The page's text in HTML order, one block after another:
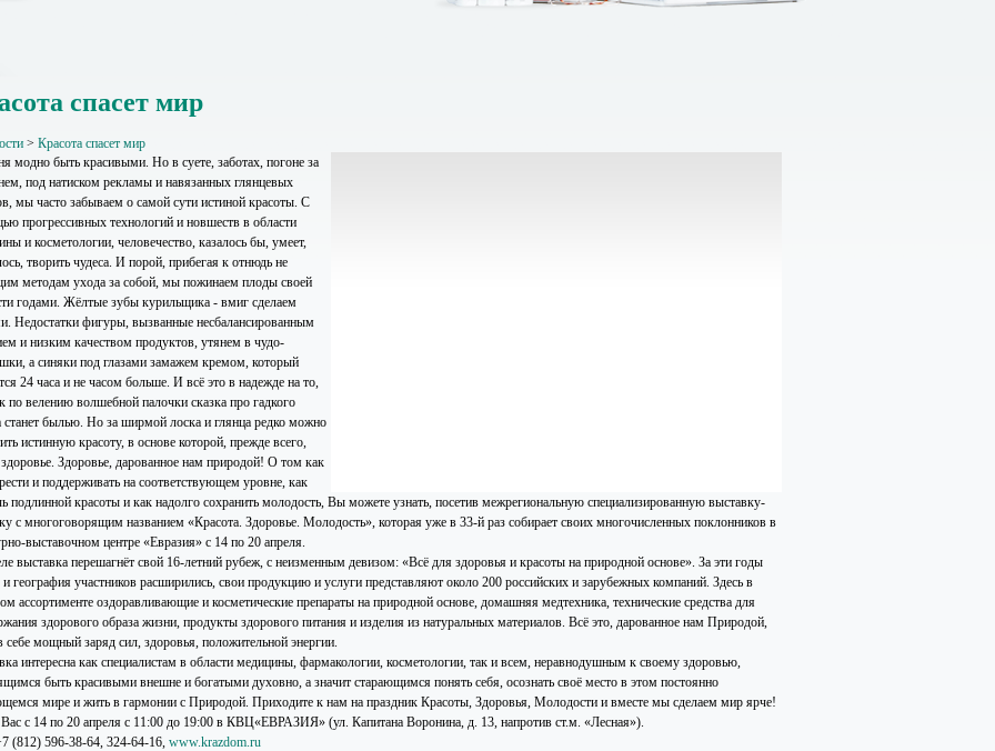
спасет мир
> Красота спасет мир
модно быть красивыми. Но в суете, заботах, погоне за
под натиском рекламы и навязанных глянцевых
мы часто забываем о самой сути истиной красоты. С
прогрессивных технологий и новшеств в области
и косметологии, человечество, казалось бы, умеет,
творить чудеса. И порой, прибегая к отнюдь не
методам ухода за собой, мы пожинаем плоды своей
годами. Жёлтые зубы курильщика - вмиг сделаем
Недостатки фигуры, вызванные несбалансированным
и низким качеством продуктов, утянем в чудо-
а синяки под глазами замажем кремом, который
24 часа и не часом больше. И всё это в надежде на то,
по велению волшебной палочки сказка про гадкого
станет былью. Но за ширмой лоска и глянца редко можно
истинную красоту, в основе которой, прежде всего,
Здоровье, дарованное нам природой! О том как
и поддерживать на соответствующем уровне, как
подлинной красоты и как надолго сохранить молодость, Вы можете узнать, посетив межрегиональную специализированную выставку-
с многоговорящим названием «Красота. Здоровье. Молодость», которая уже в 33-й раз собирает своих многочисленных поклонников в
выставочном центре «Евразия» с 14 по 20 апреля.
выставка перешагнёт свой 16-летний рубеж, с неизменным девизом: «Всё для здоровья и красоты на природной основе». За эти годы
и география участников расширились, свои продукцию и услуги представляют около 200 российских и зарубежных компаний. Здесь в
ассортименте оздоравливающие и косметические препараты на природной основе, домашняя медтехника, технические средства для
здорового образа жизни, продукты здорового питания и изделия из натуральных материалов. Всё это, дарованное нам Природой,
себе мощный заряд сил, здоровья, положительной энергии.
интересна как специалистам в области медицины, фармакологии, косметологии, так и всем, неравнодушным к своему здоровью,
быть красивыми внешне и богатыми духовно, а значит старающимся понять себя, осознать своё место в этом постоянно
мире и жить в гармонии с Природой. Приходите к нам на праздник Красоты, Здоровья, Молодости и вместе мы сделаем мир ярче!
с 14 по 20 апреля с 11:00 до 19:00 в КВЦ«ЕВРАЗИЯ» (ул. Капитана Воронина, д. 13, напротив ст.м. «Лесная»).
(812) 596-38-64, 324-64-16, www.krazdom.ru